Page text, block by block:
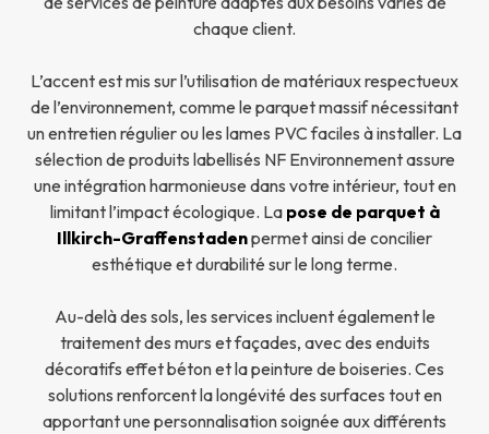
chaque client.
L’accent est mis sur l’utilisation de matériaux respectueux
de l’environnement, comme le parquet massif nécessitant
un entretien régulier ou les lames PVC faciles à installer. La
sélection de produits labellisés NF Environnement assure
une intégration harmonieuse dans votre intérieur, tout en
limitant l’impact écologique. La pose de parquet à
Illkirch-Graffenstadenpermet ainsi de concilier
esthétique et durabilité sur le long terme.
Au-delà des sols, les services incluent également le
traitement des murs et façades, avec des enduits
décoratifs effet béton et la peinture de boiseries. Ces
solutions renforcent la longévité des surfaces tout en
apportant une personnalisation soignée aux différents